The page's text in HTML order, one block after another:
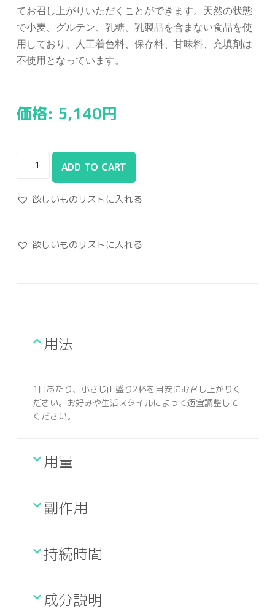
てお召し上がりいただくことができます。天然の状態
で小麦、グルテン、乳糖、乳製品を含まない食品を使
用しており、人工着色料、保存料、甘味料、充填剤は
不使用となっています。
価格: 5,140円
ADD TO CART
欲しいものリストに入れる
欲しいものリストに入れる
用法
1日あたり、小さじ山盛り2杯を目安にお召し上がりく
ださい。お好みや生活スタイルによって適宜調整して
ください。
用量
副作用
持続時間
成分説明